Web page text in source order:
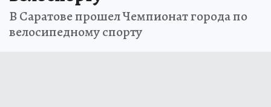
В Саратове прошел Чемпионат города по
велосипедному спорту